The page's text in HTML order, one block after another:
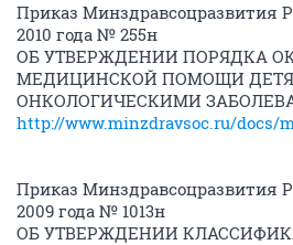
Приказ Минздравсоцразвития
2010 года № 255н
ОБ УТВЕРЖДЕНИИ ПОРЯДКА
МЕДИЦИНСКОЙ ПОМОЩИ
ОНКОЛОГИЧЕСКИМИ
http://www.minzdravsoc.ru/docs/
Приказ Минздравсоцразвития
2009 года № 1013н
ОБ УТВЕРЖДЕНИИ